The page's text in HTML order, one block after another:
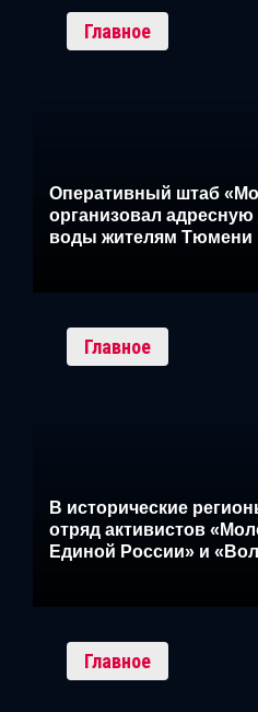
Главное
Оперативный штаб
организовал адресную
воды жителям Тюмени
Главное
В исторические
отряд активистов
Единой России» и
Главное